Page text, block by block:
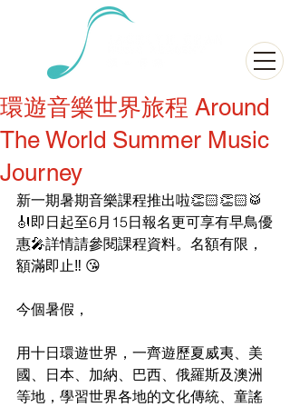
環遊音樂世界旅程 Around
The World Summer Music
Journey
新一期暑期音樂課程推出啦👏🏻👏🏻🥁
🎻即日起至6月15日報名更可享有早鳥優
惠🎤詳情請參閱課程資料。名額有限，
額滿即止‼ 😘
今個暑假，
用十日環遊世界，一齊遊歷夏威夷、美
國、日本、加納、巴西、俄羅斯及澳洲
等地，學習世界各地的文化傳統、童謠